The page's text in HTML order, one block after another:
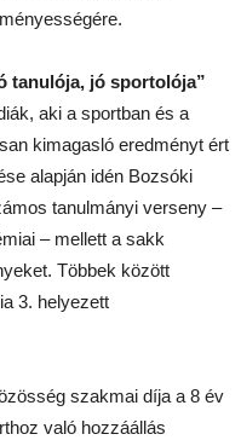
tanulója, jó sportolója”
aki a sportban és a
kimagasló eredményt ért
alapján idén Bozsóki
tanulmányi verseny –
– mellett a sakk
Többek között
3. helyezett
szakmai díja a 8 év
való hozzáállás